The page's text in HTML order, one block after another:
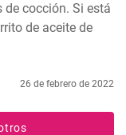
de cocción. Si está
de aceite de
26 de febrero de 2022